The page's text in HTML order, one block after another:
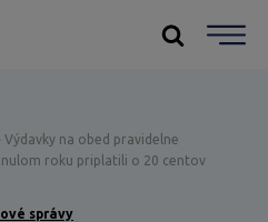
Výdavky na obed pravidelne
roku priplatili o 20 centov
správy